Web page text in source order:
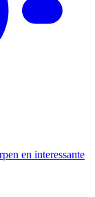
en interessante